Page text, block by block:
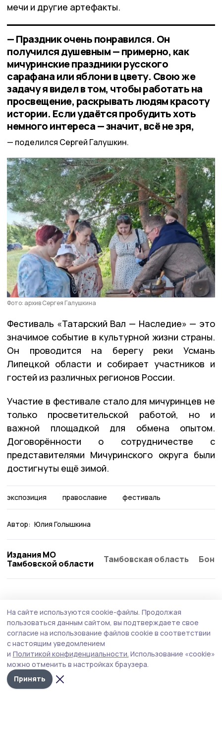
мечи и другие артефакты.
— Праздник очень понравился. Он
получился душевным — примерно, как
мичуринские праздники русского
сарафана или яблони в цвету. Свою же
задачу я видел в том, чтобы работать на
просвещение, раскрывать людям красоту
истории. Если удаётся пробудить хоть
немного интереса — значит, всё не зря,
поделился Сергей Галушкин.
Фото: архив Сергея Галушкина
Фестиваль «Татарский Вал — Наследие» — это
значимое событие в культурной жизни страны.
Он проводится на берегу реки Усмань
Липецкой области и собирает участников и
гостей из различных регионов России.
Участие в фестивале стало для мичуринцев не
только просветительской работой, но и
важной площадкой для обмена опытом.
Договорённости о сотрудничестве с
представителями Мичуринского округа были
достигнуты ещё зимой.
экспозиция православие фестиваль
Автор: Юлия Голышкина
Издания МО
Тамбовской области
Тамбовская область
Помним, гордимся: «Ростелеком», Единая
Россия и «Леста» проведут кибертурнир
«Битва за Москву»
На сайте используются cookie-файлы. Продолжая
пользоваться данным сайтом, вы подтверждаете свое
согласие на использование файлов cookie в соответствии
с настоящим уведомлением
и Политикой конфиденциальности. Использование «cookie»
можно отменить в настройках браузера.
Принять